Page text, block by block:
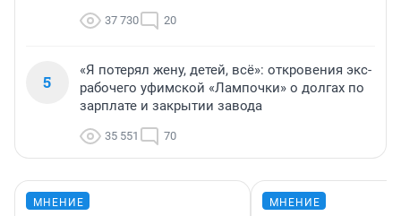
37 730 20
5
«Я потерял жену, детей, всё»: откровения экс-
рабочего уфимской «Лампочки» о долгах по
зарплате и закрытии завода
35 551 70
МНЕНИЕ МНЕНИЕ